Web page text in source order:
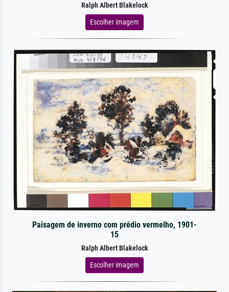
Ralph Albert Blakelock
Escolher imagem
Paisagem de inverno com prédio vermelho, 1901-
15
Ralph Albert Blakelock
Escolher imagem